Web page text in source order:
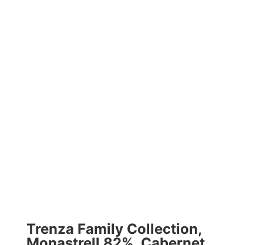
Trenza Family Collection,